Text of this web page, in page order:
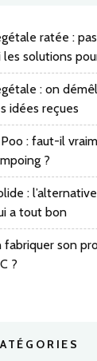
ratée :
les solutions
: on
idées reçues
: faut-il
?
: l’alternative
a tout bon
fabriquer son
?